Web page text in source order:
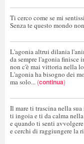
Ti cerco come se mi
Senza te questo mondo
L'agonia altrui dilania
da sempre l'agonia finisce
non c'è mai vittoria nella
L'agonia ha bisogno dei
ma solo... (continua)
Il mare ti trascina nella
ti ingoia e ti da calma
e quando ti senti
e cerchi di raggiungere la